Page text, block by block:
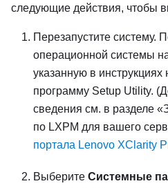
следующие действия, чтобы
Перезапустите систему.
операционной системы
указанную в
программу Setup Utility. (
сведения см. в разделе
по LXPM для вашего
портала Lenovo XClarity
Выберите Системные